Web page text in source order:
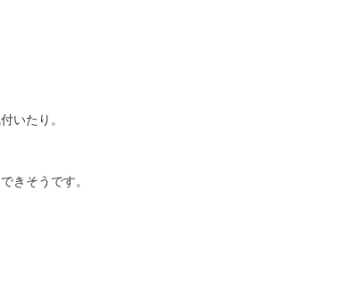
いたり。
きそうです。